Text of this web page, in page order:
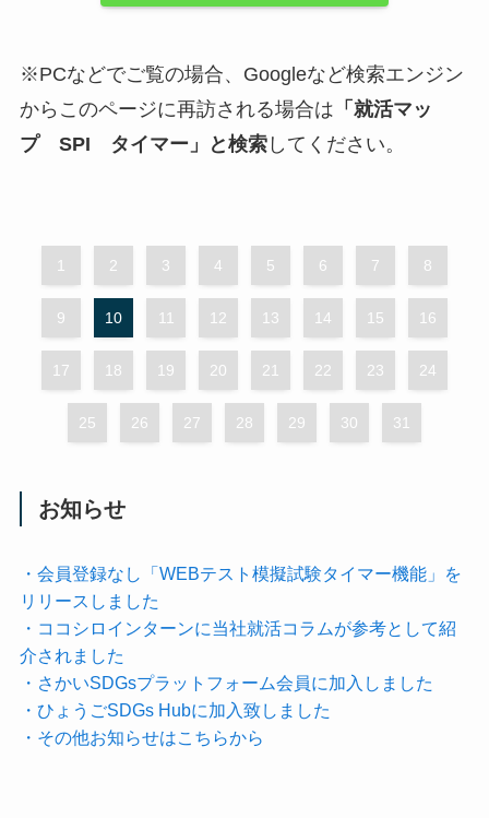
※PCなどでご覧の場合、Googleなど検索エンジン
からこのページに再訪される場合は 「 就活マッ
プ SPI タイマー」と検索してください。
1 2 3 4 5 6 7 8
9 10 11 12 13 14 15 16
17 18 19 20 21 22 23 24
25 26 27 28 29 30 31
お知らせ
・会員登録なし「WEBテスト模擬試験タイマー機能」を
リリースしました
・ココシロインターンに当社就活コラムが参考として紹
介されました
・さかいSDGsプラットフォーム会員に加入しました
・ひょうごSDGs Hubに加入致しました
・その他お知らせはこちらから